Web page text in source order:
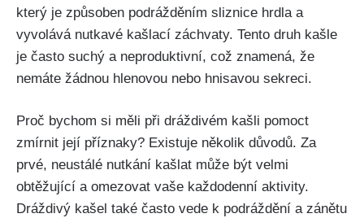
který je způsoben podrážděním sliznice hrdla a
vyvolává‌ nutkavé ‌kašlací ‌záchvaty. Tento druh kašle
je často suchý⁣ a neproduktivní,⁢ což znamená, ‍že
nemáte žádnou hlenovou nebo hnisavou sekreci.
Proč bychom si měli při⁤ dráždivém kašli pomoct ​
zmírnit její příznaky? Existuje několik důvodů. Za
prvé, ⁤neustálé nutkání kašlat může‍ být ⁣velmi
obtěžující a ⁤omezovat vaše každodenní aktivity.
Dráždivý kašel také často vede⁣ k podráždění a zánětu